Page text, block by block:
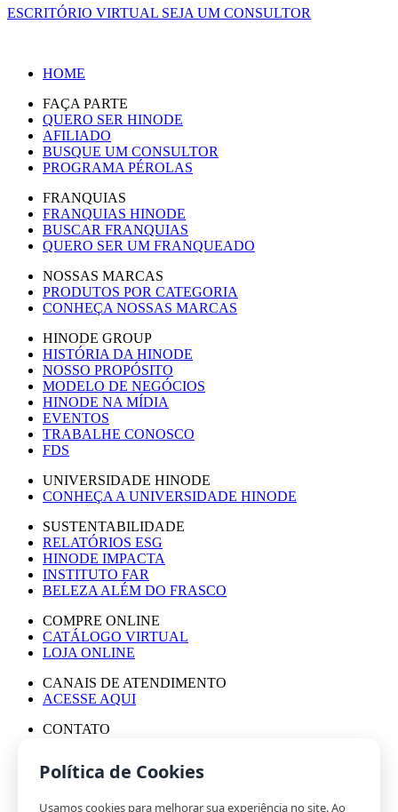
ESCRITÓRIO VIRTUAL SEJA UM CONSULTOR
HOME
FAÇA PARTE
QUERO SER HINODE
AFILIADO
BUSQUE UM CONSULTOR
PROGRAMA PÉROLAS
FRANQUIAS
FRANQUIAS HINODE
BUSCAR FRANQUIAS
QUERO SER UM FRANQUEADO
NOSSAS MARCAS
PRODUTOS POR CATEGORIA
CONHEÇA NOSSAS MARCAS
HINODE GROUP
HISTÓRIA DA HINODE
NOSSO PROPÓSITO
MODELO DE NEGÓCIOS
HINODE NA MÍDIA
EVENTOS
TRABALHE CONOSCO
FDS
UNIVERSIDADE HINODE
CONHEÇA A UNIVERSIDADE HINODE
SUSTENTABILIDADE
RELATÓRIOS ESG
HINODE IMPACTA
INSTITUTO FAR
BELEZA ALÉM DO FRASCO
COMPRE ONLINE
CATÁLOGO VIRTUAL
LOJA ONLINE
CANAIS DE ATENDIMENTO
ACESSE AQUI
CONTATO
Política de Cookies
Usamos cookies para melhorar sua experiência no site. Ao